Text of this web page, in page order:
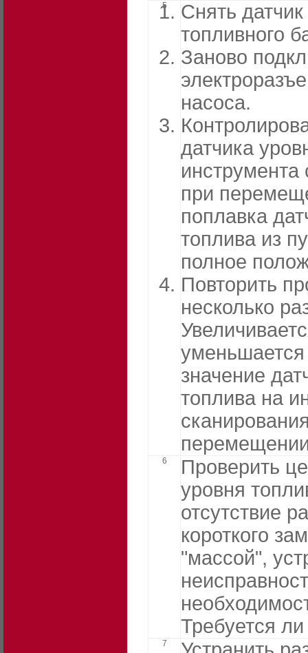
5
Снять
топливного
Заново
насоса.
датчика
инструмента
при
поплавка
топлива из
полное
Повторить
несколько
значение
топлива на
6
Проверить
уровня
отсутствие
короткого
"массой",
Требуется
7